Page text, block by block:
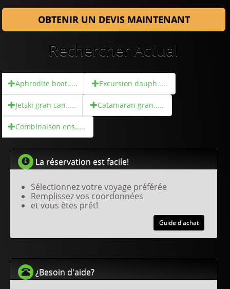
OBTENIR UN DEVIS MAINTENANT
Rechercher Actual
Aphrodite boat..... Excursion dauph.....
Jetski gran can..... Catamaran gran.....
Combinaison ens.....
La réservation est facile!
Sélectionnez votre voyage préférée
Remplissez vos coordonnées
et vous êtes prêt!
Guide d'achat
¿Besoin d'aide?